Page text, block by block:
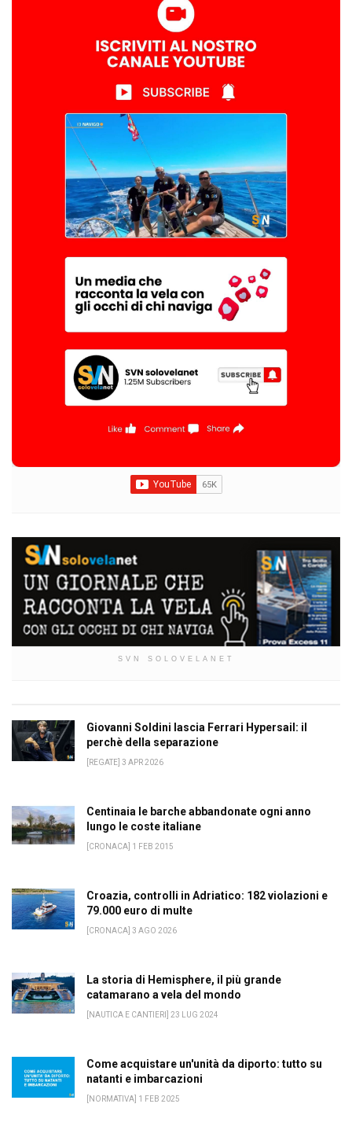
SVN SOLOVELANET
Giovanni Soldini lascia Ferrari Hypersail: il
perchè della separazione
[REGATE] 3 APR 2026
Centinaia le barche abbandonate ogni anno
lungo le coste italiane
[CRONACA] 1 FEB 2015
Croazia, controlli in Adriatico: 182 violazioni e
79.000 euro di multe
[CRONACA] 3 AGO 2026
La storia di Hemisphere, il più grande
catamarano a vela del mondo
[NAUTICA E CANTIERI] 23 LUG 2024
Come acquistare un'unità da diporto: tutto su
natanti e imbarcazioni
[NORMATIVA] 1 FEB 2025